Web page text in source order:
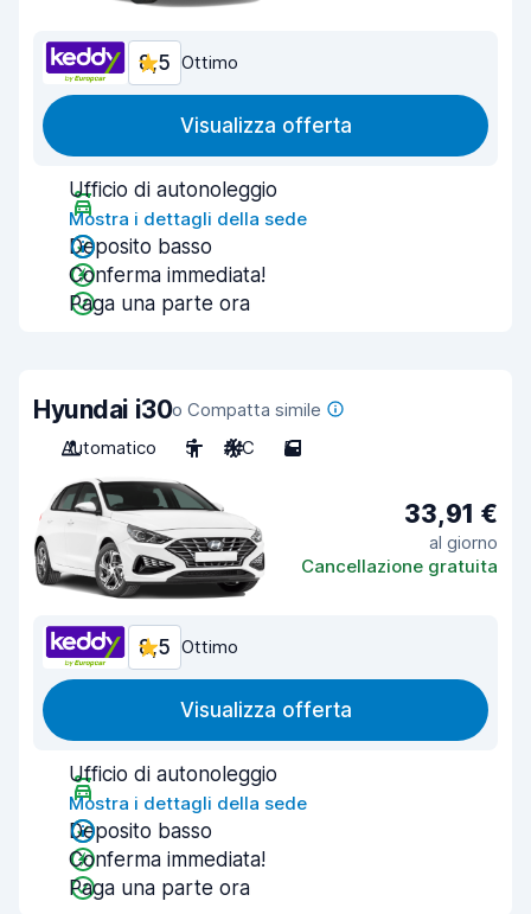
8,5 Ottimo
Visualizza offerta
Ufficio di autonoleggio
Mostra i dettagli della sede
Deposito basso
Conferma immediata!
Paga una parte ora
Hyundai i30o Compatta simile
Automatico
5 A/C 5
33,91 €
al giorno
Cancellazione gratuita
8,5 Ottimo
Visualizza offerta
Ufficio di autonoleggio
Mostra i dettagli della sede
Deposito basso
Conferma immediata!
Paga una parte ora